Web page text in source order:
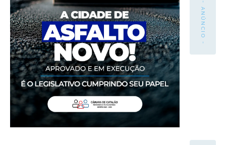
- ANÚNCIO -